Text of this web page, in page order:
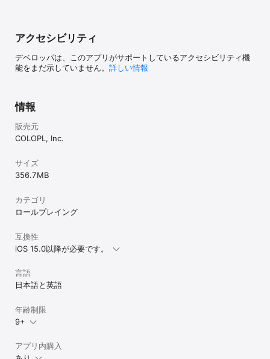
アクセシビリティ
デベロッパは、このアプリがサポートしているアクセシビリティ機
能をまだ示していません。 詳しい情報
情報
販売元
COLOPL, Inc.
サイズ
356.7 MB
カテゴリ
ロールプレイング
互換性
iOS 15.0以降が必要です。
言語
日本語と英語
年齢制限
9+
アプリ内購入